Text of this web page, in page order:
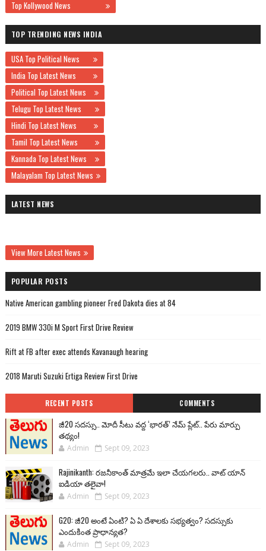
Top Kollywood News
TOP TRENDING NEWS INDIA
USA Top Political News
India Top Latest News
Political Top Latest News
Telugu Top Latest News
Hindi Top Latest News
Tamil Top Latest News
Kannada Top Latest News
Malayalam Top Latest News
LATEST NEWS
View More Latest News
POPULAR POSTS
Native American gambling pioneer Fred Dakota dies at 84
2019 BMW 330i M Sport First Drive Review
Rift at FB after exec attends Kavanaugh hearing
2018 Maruti Suzuki Ertiga Review First Drive
RECENT POSTS COMMENTS
జీ20 సదస్సు.. మోదీ సీటు వద్ద ‘భారత్’ నేమ్ ప్లేట్‌.. పేరు మార్పు
తథ్యం!
Admin Sept 09, 2023
Rajinikanth: రజనీకాంత్ మాత్రమే ఇలా చేయగలరు.. వాట్ యాన్
ఐడియా తలైవా!
Admin Sept 09, 2023
G20: జీ20 అంటే ఏంటి? ఏ ఏ దేశాలకు సభ్యత్వం? సదస్సుకు
ఎందుకింత ప్రాధాన్యత?
Admin Sept 09, 2023